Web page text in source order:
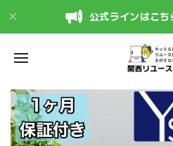
公式ラインはこち